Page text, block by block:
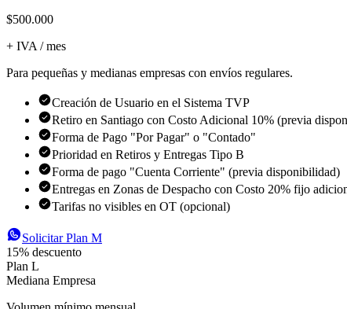
$500.000
+ IVA / mes
Para pequeñas y medianas empresas con envíos regulares.
Creación de Usuario en el Sistema TVP
Retiro en Santiago con Costo Adicional 10% (previa
Forma de Pago "Por Pagar" o "Contado"
Prioridad en Retiros y Entregas Tipo B
Forma de pago "Cuenta Corriente" (previa disponibilidad)
Entregas en Zonas de Despacho con Costo 20% fijo
Tarifas no visibles en OT (opcional)
SolicitarPlan M
15% descuento
Plan L
Mediana Empresa